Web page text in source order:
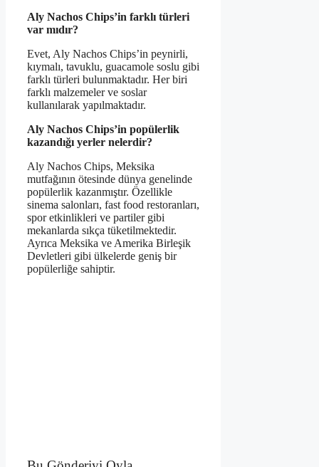
Aly Nachos Chips’in farklı türleri
var mıdır?
Evet, Aly Nachos Chips’in peynirli,
kıymalı, tavuklu, guacamole soslu gibi
farklı türleri bulunmaktadır. Her biri
farklı malzemeler ve soslar
kullanılarak yapılmaktadır.
Aly Nachos Chips’in popülerlik
kazandığı yerler nelerdir?
Aly Nachos Chips, Meksika
mutfağının ötesinde dünya genelinde
popülerlik kazanmıştır. Özellikle
sinema salonları, fast food restoranları,
spor etkinlikleri ve partiler gibi
mekanlarda sıkça tüketilmektedir.
Ayrıca Meksika ve Amerika Birleşik
Devletleri gibi ülkelerde geniş bir
popülerliğe sahiptir.